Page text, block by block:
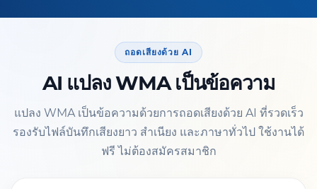
ถอดเสียงด้วย AI
AI แปลง WMA เป็นข้อความ
แปลง WMA เป็นข้อความด้วยการถอดเสียงด้วย AI ที่รวดเร็ว
รองรับไฟล์บันทึกเสียงยาว สำเนียง และภาษาทั่วไป ใช้งานได้
ฟรี ไม่ต้องสมัครสมาชิก